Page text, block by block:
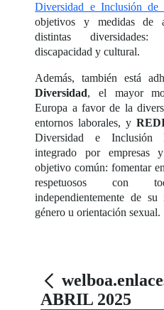
Diversidad e Inclusión
objetivos y medidas de
distintas
discapacidad y cultural.
Además, también está
Diversidad, el mayor
Europa a favor de la
entornos laborales, y
Diversidad e Inclusión
integrado por empresas
objetivo común: fomentar
respetuosos con
independientemente de
género u orientación sexual.
ABRIL 2025